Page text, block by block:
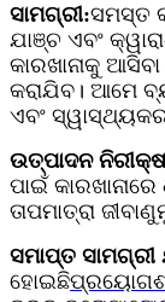
ସାମଗ୍ରୀ:ସମସ୍ତ
ଯାଞ୍ଚ ଏବଂ
କାରଖାନାକୁ
କରାଯିବ। ଆମେ
ଏବଂ
ଉତ୍ପାଦନ
ପାଇଁ
ତାପମାତ୍ରା
ସମାପ୍ତ ସାମଗ୍ରୀ
ହୋଇଛି